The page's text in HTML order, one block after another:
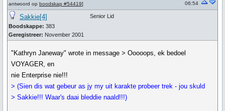
antwoord op boodskap #54419]
06:54
Sakkie[4]
Boodskappe: 383
Geregistreer: November 2001
Senior Lid
"Kathryn Janeway" wrote in message > Ooooops, ek bedoel
VOYAGER, en
nie Enterprise nie!!!
> (Sien dis wat gebeur as jy my uit karakte probeer trek - jou skuld
> Sakkie!!! Waar's daai bleddie naald!!!)